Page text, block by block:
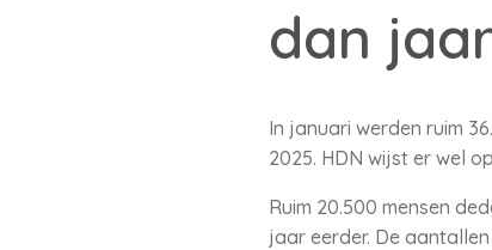
dan
In januari werden ruim
2025. HDN wijst er wel
Ruim 20.500 mensen
jaar eerder. De